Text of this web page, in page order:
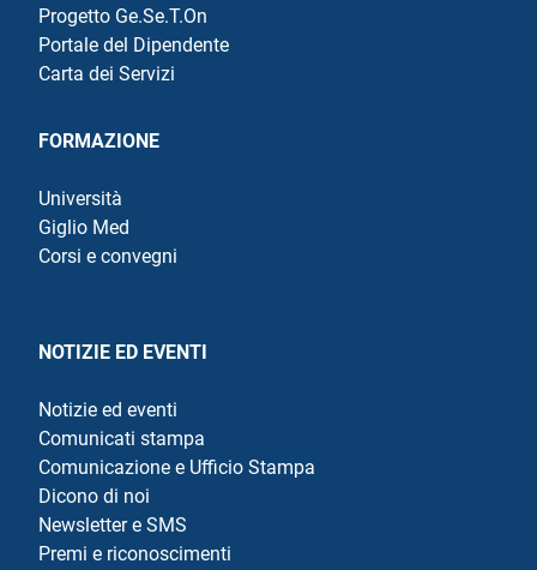
Progetto Ge.Se.T.On
Portale del Dipendente
Carta dei Servizi
FORMAZIONE
Università
Giglio Med
Corsi e convegni
NOTIZIE ED EVENTI
Notizie ed eventi
Comunicati stampa
Comunicazione e Ufficio Stampa
Dicono di noi
Newsletter e SMS
Premi e riconoscimenti